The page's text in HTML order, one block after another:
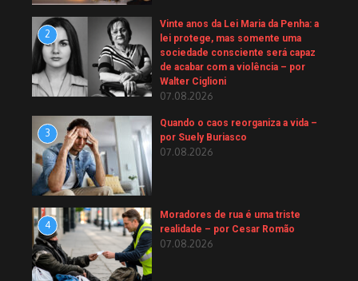
2
Vinte anos da Lei Maria da Penha: a
lei protege, mas somente uma
sociedade consciente será capaz
de acabar com a violência – por
Walter Ciglioni
07.08.2026
3
Quando o caos reorganiza a vida –
por Suely Buriasco
07.08.2026
4
Moradores de rua é uma triste
realidade – por Cesar Romão
07.08.2026